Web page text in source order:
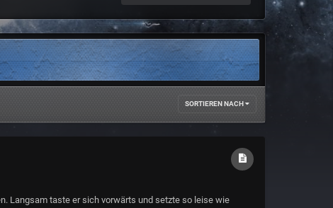
SORTIEREN NACH
Langsam taste er sich vorwärts und setzte so leise wie